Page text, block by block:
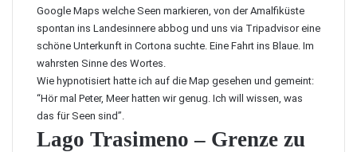
Google Maps welche Seen markieren, von der Amalfiküste
spontan ins Landesinnere abbog und uns via Tripadvisor eine
schöne Unterkunft in Cortona suchte. Eine Fahrt ins Blaue. Im
wahrsten Sinne des Wortes.
Wie hypnotisiert hatte ich auf die Map gesehen und gemeint:
“Hör mal Peter, Meer hatten wir genug. Ich will wissen, was
das für Seen sind”.
Lago Trasimeno – Grenze zu